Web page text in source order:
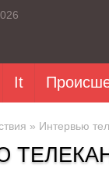
It
» Интервью